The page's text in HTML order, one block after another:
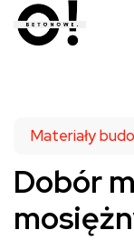
Materiały
Dobór